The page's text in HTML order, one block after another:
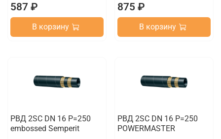
587 ₽
В корзину
875 ₽
В корзину
РВД 2SC DN 16 P=250
embossed Semperit
РВД 2SC DN 16 P=250
POWERMASTER